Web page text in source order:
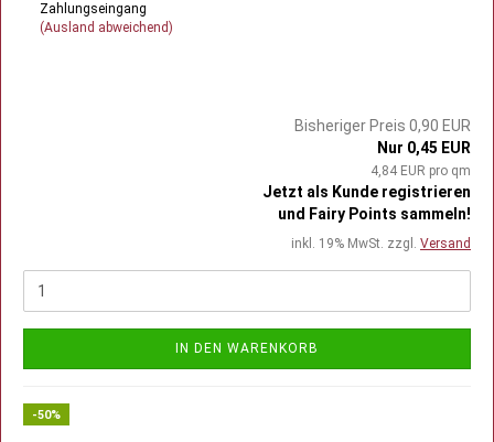
Zahlungseingang
(Ausland abweichend)
Bisheriger Preis 0,90 EUR
Nur 0,45 EUR
4,84 EUR pro qm
Jetzt als Kunde registrieren
und Fairy Points sammeln!
inkl. 19% MwSt. zzgl. Versand
IN DEN WARENKORB
-50%